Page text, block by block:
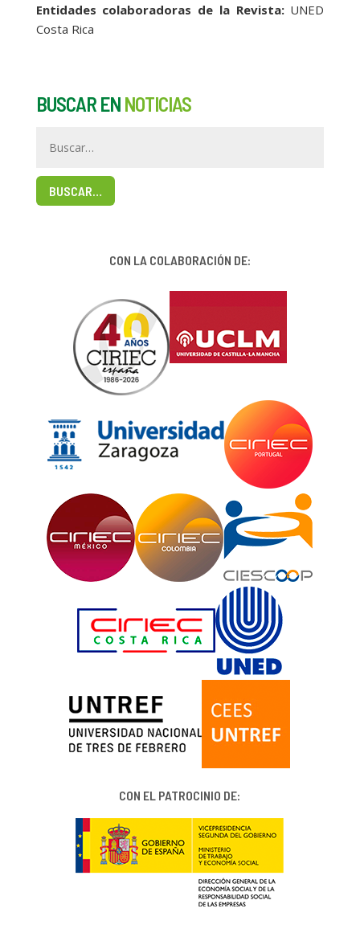
Entidades colaboradoras de la Revista:UNED
Costa Rica
BUSCAR EN NOTICIAS
BUSCAR…
CON LA COLABORACIÓN DE:
CON EL PATROCINIO DE: